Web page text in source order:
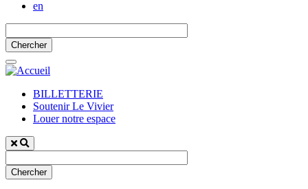
en
BILLETTERIE
Soutenir Le Vivier
Louer notre espace